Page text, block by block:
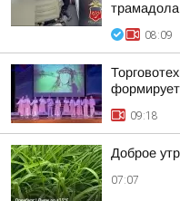
08:09
09:18
Доброе
07:07